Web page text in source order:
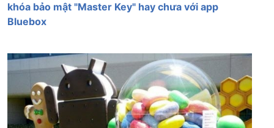
khóa bảo mật "Master Key" hay chưa với app
Bluebox